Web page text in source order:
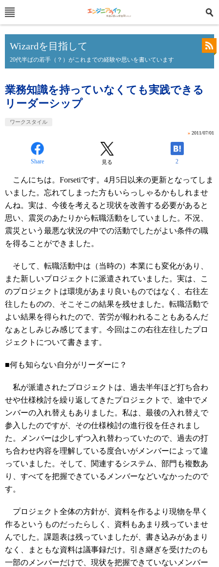
Wizardを目指して
20代半ばの若手（？）がこれまでの経験や思いを書いています
業務知識を持っていなくても実践できる
リーダーシップ
ワークスタイル
» 2011/07/01
Share 見る 2
こんにちは。Forsetiです。4月5日以来の更新となってしま
いました。忘れてしまった方もいらっしゃるかもしれませ
んね。実は、今後を考えると現状を改善する必要があると
思い、震災のあたりから転職活動をしていました。不況、
震災という最悪な状況の中での活動でしたがよい条件の職
を得ることができました。
そして、転職活動中は（当時の）本業にも変化があり、
また新しいプロジェクトに派遣されていました。実は、こ
のプロジェクトは環境があまり良いものではなく、右往左
往したものの、そこそこの結果を残せました。転職活動で
よい結果を得られたので、苦労が報われることもあるんだ
なぁとしみじみ感じてます。今回はこの右往左往したプロ
ジェクトについて書きます。
■何も知らない自分がリーダーに？
私が派遣されたプロジェクトは、過去半年ほど打ち合わ
せや仕様検討を繰り返してきたプロジェクトで、途中でメ
ンバーの入れ替えもありました。私は、最後の入れ替えで
参入したのですが、その仕様検討の進行役を任されまし
た。メンバーは少しずつ入れ替わっていたので、過去の打
ち合わせ内容を理解している度合いがメンバーによって違
っていました。そして、関連するシステム、部門も複数あ
り、すべてを把握できているメンバーなどいなかったので
す。
プロジェクト全体の方針が、資料を作るより現物を早く
作るというものだったらしく、資料もあまり残っていませ
んでした。課題表は残っていましたが、書き込みがあまり
なく、まともな資料は議事録だけ。引き継ぎを受けたのも
一部のメンバーだけで、現状を把握できていないメンバー